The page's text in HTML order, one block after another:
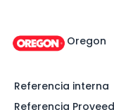
Oregon
Referencia interna
Referencia